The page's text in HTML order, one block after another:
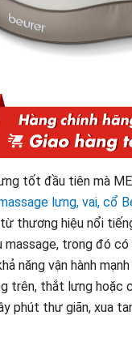
tốt đầu tiên mà
lưng, vai, cổ
thương hiệu nổi
trong đó có
năng vận hành
trên, thắt lưng hoặc
phút thư giãn, xua